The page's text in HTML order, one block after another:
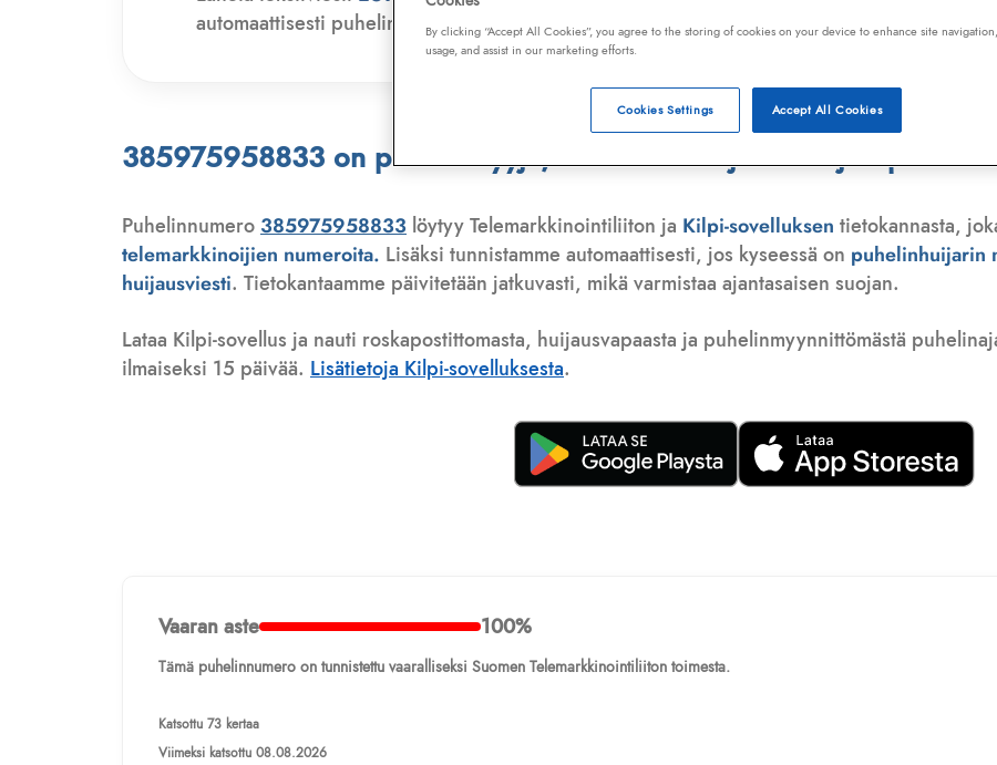
automaattisesti puhelinmyyjien soitot, huijaussoitot, huijausviestit ja roskapostit.
385975958833 on puhelinmyyjä, telemarkkinoija tai huijauspuhelu
Puhelinnumero 385975958833 löytyy Telemarkkinointiliiton ja Kilpi-sovelluksen tietokannasta,
telemarkkinoijien numeroita. Lisäksi tunnistamme automaattisesti, jos kyseessä on puhelinhuijarin
huijausviesti. Tietokantaamme päivitetään jatkuvasti, mikä varmistaa ajantasaisen suojan.
Lataa Kilpi-sovellus ja nauti roskapostittomasta, huijausvapaasta ja puhelinmyynnittömästä
ilmaiseksi 15 päivää. Lisätietoja Kilpi-sovelluksesta.
Vaaran aste 100%
Tämä puhelinnumero on tunnistettu vaaralliseksi Suomen Telemarkkinointiliiton toimesta.
Katsottu 73 kertaa
Viimeksi katsottu 08.08.2026
By clicking “Accept All Cookies”, you agree to the storing of cookies on your device to enhance site
usage, and assist in our marketing efforts.
Accept All Cookies
Cookies Settings